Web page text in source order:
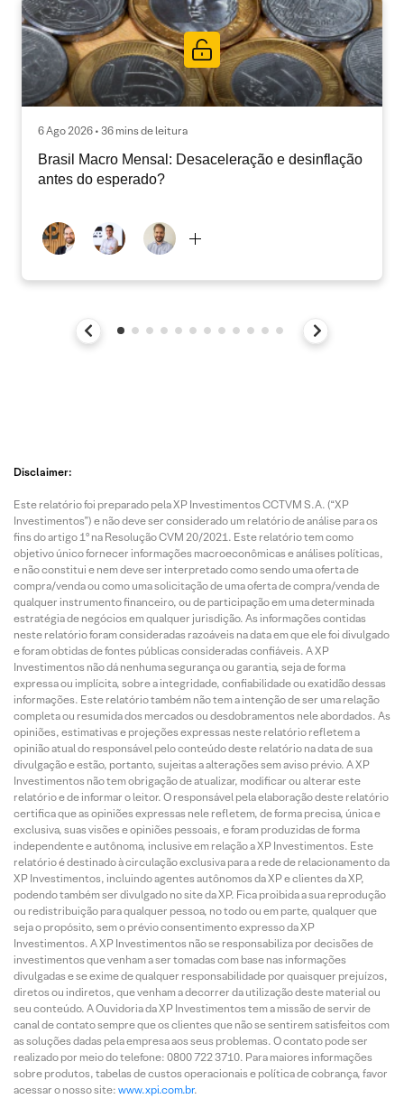
6 Ago 2026 • 36 mins de leitura
Brasil Macro Mensal: Desaceleração e desinflação
antes do esperado?
Disclaimer:
Este relatório foi preparado pela XP Investimentos CCTVM S.A. (“XP
Investimentos”) e não deve ser considerado um relatório de análise para os
fins do artigo 1º na Resolução CVM 20/2021. Este relatório tem como
objetivo único fornecer informações macroeconômicas e análises políticas,
e não constitui e nem deve ser interpretado como sendo uma oferta de
compra/venda ou como uma solicitação de uma oferta de compra/venda de
qualquer instrumento financeiro, ou de participação em uma determinada
estratégia de negócios em qualquer jurisdição. As informações contidas
neste relatório foram consideradas razoáveis na data em que ele foi divulgado
e foram obtidas de fontes públicas consideradas confiáveis. A XP
Investimentos não dá nenhuma segurança ou garantia, seja de forma
expressa ou implícita, sobre a integridade, confiabilidade ou exatidão dessas
informações. Este relatório também não tem a intenção de ser uma relação
completa ou resumida dos mercados ou desdobramentos nele abordados. As
opiniões, estimativas e projeções expressas neste relatório refletem a
opinião atual do responsável pelo conteúdo deste relatório na data de sua
divulgação e estão, portanto, sujeitas a alterações sem aviso prévio. A XP
Investimentos não tem obrigação de atualizar, modificar ou alterar este
relatório e de informar o leitor. O responsável pela elaboração deste relatório
certifica que as opiniões expressas nele refletem, de forma precisa, única e
exclusiva, suas visões e opiniões pessoais, e foram produzidas de forma
independente e autônoma, inclusive em relação a XP Investimentos. Este
relatório é destinado à circulação exclusiva para a rede de relacionamento da
XP Investimentos, incluindo agentes autônomos da XP e clientes da XP,
podendo também ser divulgado no site da XP. Fica proibida a sua reprodução
ou redistribuição para qualquer pessoa, no todo ou em parte, qualquer que
seja o propósito, sem o prévio consentimento expresso da XP
Investimentos. A XP Investimentos não se responsabiliza por decisões de
investimentos que venham a ser tomadas com base nas informações
divulgadas e se exime de qualquer responsabilidade por quaisquer prejuízos,
diretos ou indiretos, que venham a decorrer da utilização deste material ou
seu conteúdo. A Ouvidoria da XP Investimentos tem a missão de servir de
canal de contato sempre que os clientes que não se sentirem satisfeitos com
as soluções dadas pela empresa aos seus problemas. O contato pode ser
realizado por meio do telefone: 0800 722 3710. Para maiores informações
sobre produtos, tabelas de custos operacionais e política de cobrança, favor
acessar o nosso site: www.xpi.com.br.